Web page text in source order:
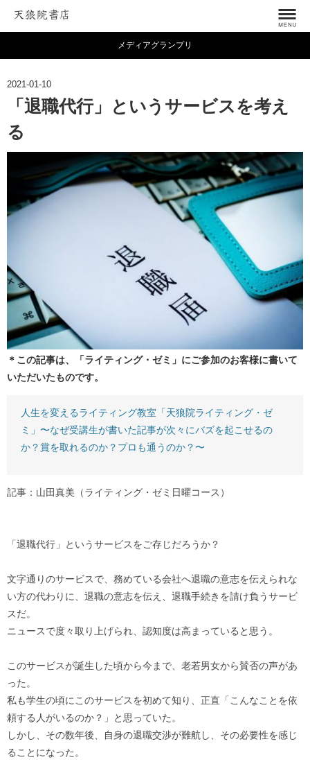
メディアグランプリ
2021-01-10
「退職代行」というサービスを考え
る
＊この記事は、「ライティング・ゼミ」にご参加のお客様に書いて
いただいたものです。
人生を変えるライティング教室「天狼院ライティング・ゼ
ミ」〜なぜ受講生が書いた記事が次々にバズを起こせるの
か？賞を取れるのか？プロも通うのか？〜
記事：山田真美（ライティング・ゼミ日曜コース）
「退職代行」というサービスをご存じだろうか？
文字通りのサービスで、務めている会社へ退職の意志を伝えられな
い方の代わりに、退職の意志を伝え、退職手続きを請け負うサービ
スだ。
ニュースで度々取り上げられ、認知度は高まっていると思う。
このサービスが誕生した頃から今まで、老若男女から賛否の声があ
った。
私も学生の頃にこのサービスを初めて知り、正直「こんなことを依
頼する人がいるのか？」と思っていた。
しかし、その数年後、自身の退職交渉が難航し、その必要性を感じ
ることになった。